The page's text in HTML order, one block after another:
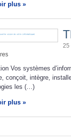
plus »
25
Vos systèmes
conçoit, intègre,
les (…)
plus »